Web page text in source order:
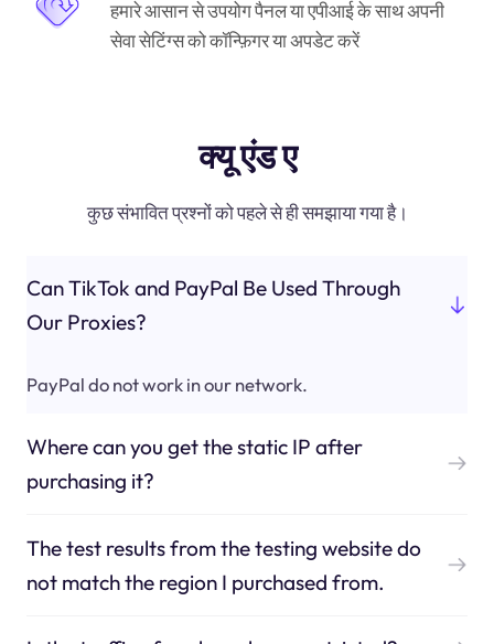
हमारे आसान से उपयोग पैनल या एपीआई के साथ अपनी
सेवा सेटिंग्स को कॉन्फ़िगर या अपडेट करें
क्यू एंड ए
कुछ संभावित प्रश्नों को पहले से ही समझाया गया है।
Can TikTok and PayPal Be Used Through
Our Proxies?
PayPal do not work in our network.
Where can you get the static IP after
purchasing it?
The test results from the testing website do
not match the region I purchased from.